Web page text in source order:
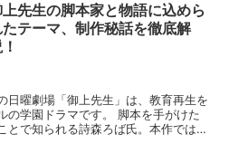
先生の脚本家と物語に込めら
テーマ、制作秘話を徹底解
日曜劇場「御上先生」は、教育再生を
の学園ドラマです。 脚本を手がけた
とで知られる詩森ろば氏。本作では、